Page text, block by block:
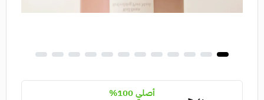
أصلي 100%